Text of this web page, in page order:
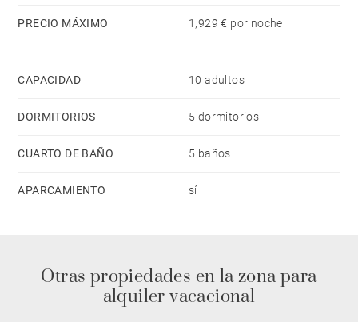
PRECIO MÁXIMO 1,929 € por noche
CAPACIDAD 10 adultos
DORMITORIOS 5 dormitorios
CUARTO DE BAÑO 5 baños
APARCAMIENTO sí
Otras propiedades en la zona para
alquiler vacacional